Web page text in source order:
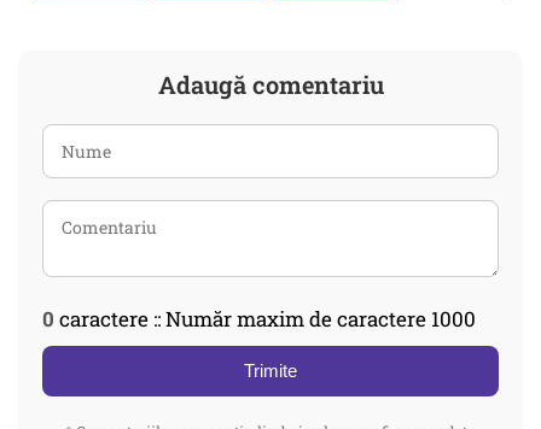
Adaugă comentariu
0 caractere :: Număr maxim de caractere 1000
Trimite